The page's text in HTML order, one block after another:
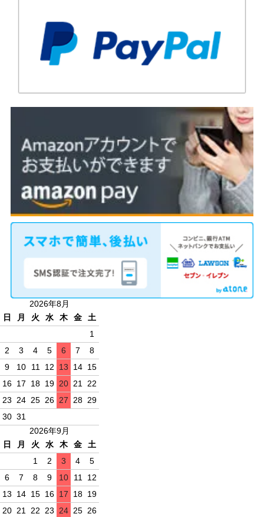
2026年8月
日
月 火 水 木 金
土
1
2
3 4 5 6 7
8
9
10 11 12 13 14 15
16 17 18 19 20 21
22
23
24 25 26 27 28 29
30 31
2026年9月
日
月 火 水 木 金
土
1
2 3 4
5
6
7 8 9 10 11
12
13
14 15 16 17 18 19
20 21 22 23 24 25 26